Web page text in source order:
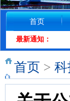
首页
最新通知：
首页 >